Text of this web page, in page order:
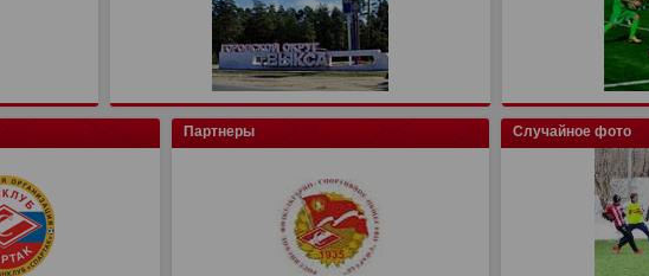
Партнеры Случайное фото